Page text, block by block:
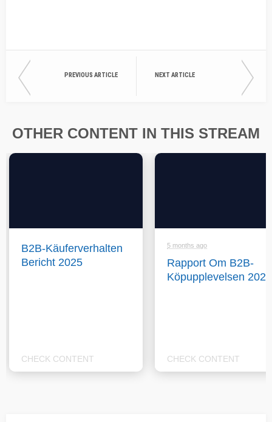
PREVIOUS ARTICLE NEXT ARTICLE
OTHER CONTENT IN THIS STREAM
B2B-Käuferverhalten
Bericht 2025
CHECK CONTENT
5 months ago
Rapport Om B2B-
Köpupplevelsen 2025
CHECK CONTENT